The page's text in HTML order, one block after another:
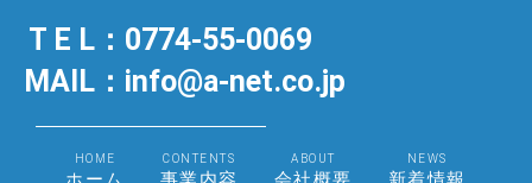
T E L：0774-55-0069
MAIL：info@a-net.co.jp
HOME CONTENTS ABOUT NEWS